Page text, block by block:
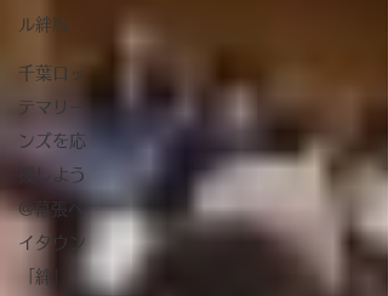
ル絆版
千葉ロッ
テマリー
ンズを応
援しよう
@幕張ベ
イタウン
「絆」